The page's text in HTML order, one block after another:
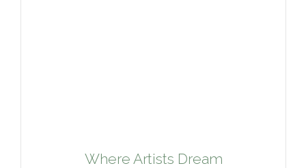
Where Artists Dream